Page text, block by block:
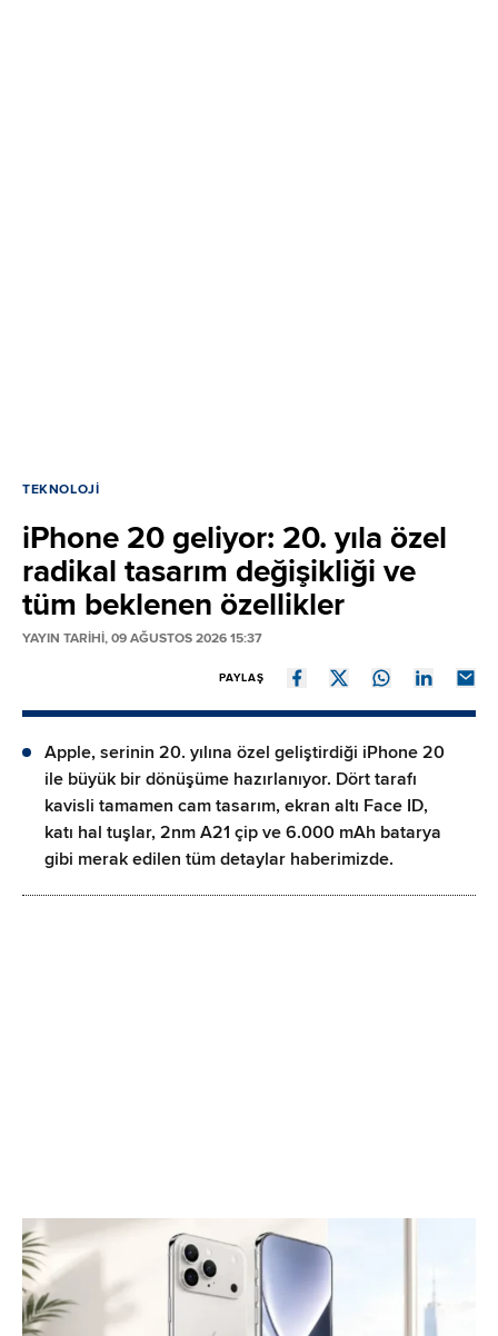
TEKNOLOJI
iPhone 20 geliyor: 20. yıla özel
radikal tasarım değişikliği ve
tüm beklenen özellikler
YAYIN TARİHİ, 09 AĞUSTOS 2026 15:37
PAYLAŞ
Apple, serinin 20. yılına özel geliştirdiği iPhone 20
ile büyük bir dönüşüme hazırlanıyor. Dört tarafı
kavisli tamamen cam tasarım, ekran altı Face ID,
katı hal tuşlar, 2nm A21 çip ve 6.000 mAh batarya
gibi merak edilen tüm detaylar haberimizde.